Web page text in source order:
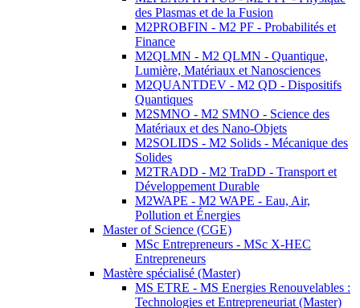
des Plasmas et de la Fusion
M2PROBFIN - M2 PF - Probabilités et
Finance
M2QLMN - M2 QLMN - Quantique,
Lumière, Matériaux et Nanosciences
M2QUANTDEV - M2 QD - Dispositifs
Quantiques
M2SMNO - M2 SMNO - Science des
Matériaux et des Nano-Objets
M2SOLIDS - M2 Solids - Mécanique des
Solides
M2TRADD - M2 TraDD - Transport et
Développement Durable
M2WAPE - M2 WAPE - Eau, Air,
Pollution et Énergies
Master of Science (CGE)
MSc Entrepreneurs - MSc X-HEC
Entrepreneurs
Mastère spécialisé (Master)
MS ETRE - MS Energies Renouvelables :
Technologies et Entrepreneuriat (Master)